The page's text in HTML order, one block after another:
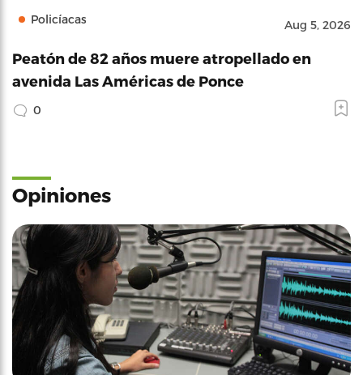
Policíacas Aug 5, 2026
Peatón de 82 años muere atropellado en
avenida Las Américas de Ponce
0
Opiniones